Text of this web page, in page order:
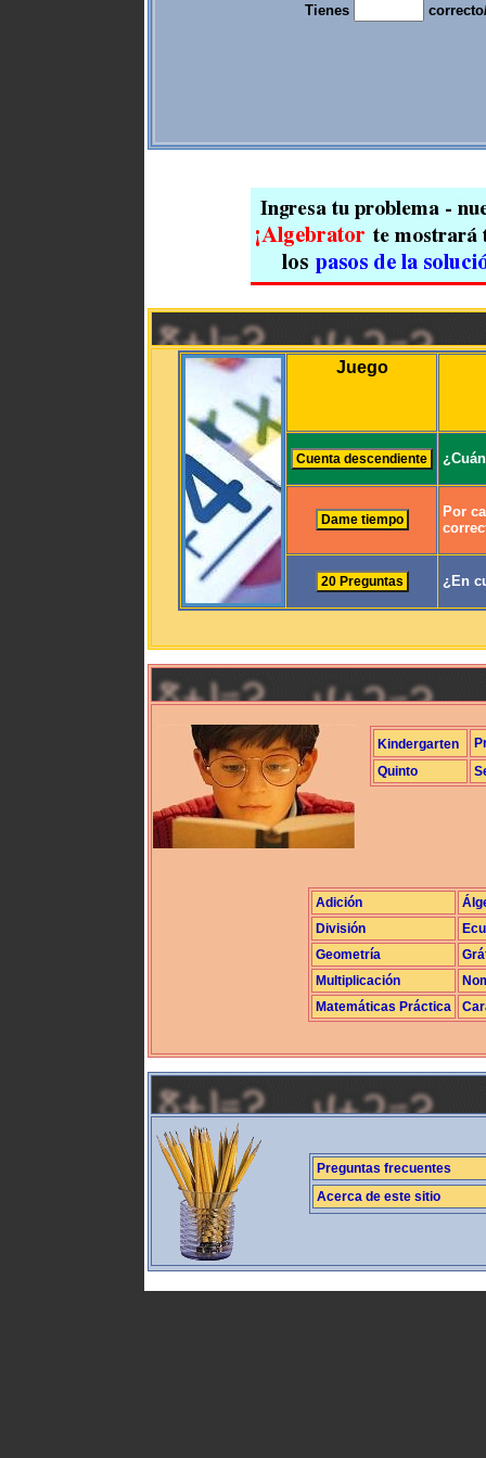
Tienes
Juego
Por
¿En
Kindergarten
Quinto
Adición
División
Geometría
Multiplicación
Matemáticas Práctica
Preguntas frecuentes
Acerca de este sitio